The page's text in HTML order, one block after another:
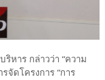
าร กล่าวว่า “ความ
จัดโครงการ “การ